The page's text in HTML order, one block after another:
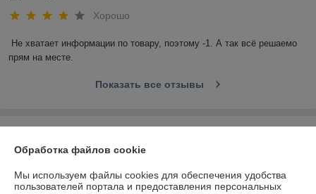
Хорошо
Не хватает информации по товару, поэтому -1. А так всё решаемо
прям на месте.
Показать все отзывы
Обработка файлов cookie
Мы используем файлы cookies для обеспечения удобства
пользователей портала и предоставления персональных